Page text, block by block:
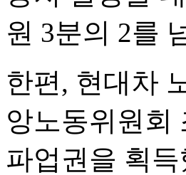
원 3분의 2를
한편, 현대차
앙노동위원회
파업권을 획득